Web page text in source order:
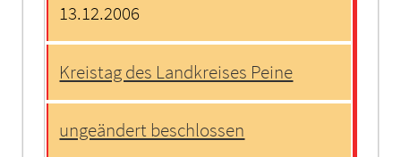
13.12.2006
Kreistag des Landkreises Peine
ungeändert beschlossen